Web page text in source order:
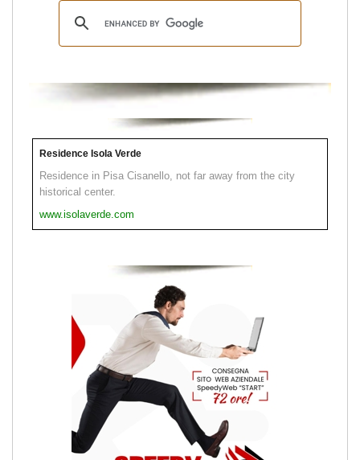
Residence Isola Verde
Residence in Pisa Cisanello, not far away from the city
historical center.
www.isolaverde.com